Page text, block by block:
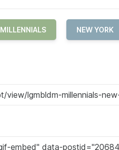
MILLENNIALS NEW YORK